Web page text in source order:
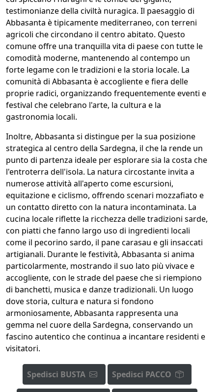
testimonianze della civiltà nuragica. Il paesaggio di
Abbasanta è tipicamente mediterraneo, con terreni
agricoli che circondano il centro abitato. Questo
comune offre una tranquilla vita di paese con tutte le
comodità moderne, mantenendo al contempo un
forte legame con le tradizioni e la storia locale. La
comunità di Abbasanta è accogliente e fiera delle
proprie radici, organizzando frequentemente eventi e
festival che celebrano l'arte, la cultura e la
gastronomia locali.
Inoltre, Abbasanta si distingue per la sua posizione
strategica al centro della Sardegna, il che la rende un
punto di partenza ideale per esplorare sia la costa che
l'entroterra dell'isola. La natura circostante invita a
numerose attività all'aperto come escursioni,
equitazione e ciclismo, offrendo scenari mozzafiato e
un contatto diretto con la natura incontaminata. La
cucina locale riflette la ricchezza delle tradizioni sarde,
con piatti che fanno largo uso di ingredienti locali
come il pecorino sardo, il pane carasau e gli insaccati
artigianali. Durante le festività, Abbasanta si anima
particolarmente, mostrando il suo lato più vivace e
accogliente, con le strade del paese che si riempiono
di banchetti, musica e danze tradizionali. Un luogo
dove storia, cultura e natura si fondono
armoniosamente, Abbasanta rappresenta una
gemma nel cuore della Sardegna, conservando un
fascino autentico che continua a incantare residenti e
visitatori.
Spedisci BUSTA Spedisci PACCO